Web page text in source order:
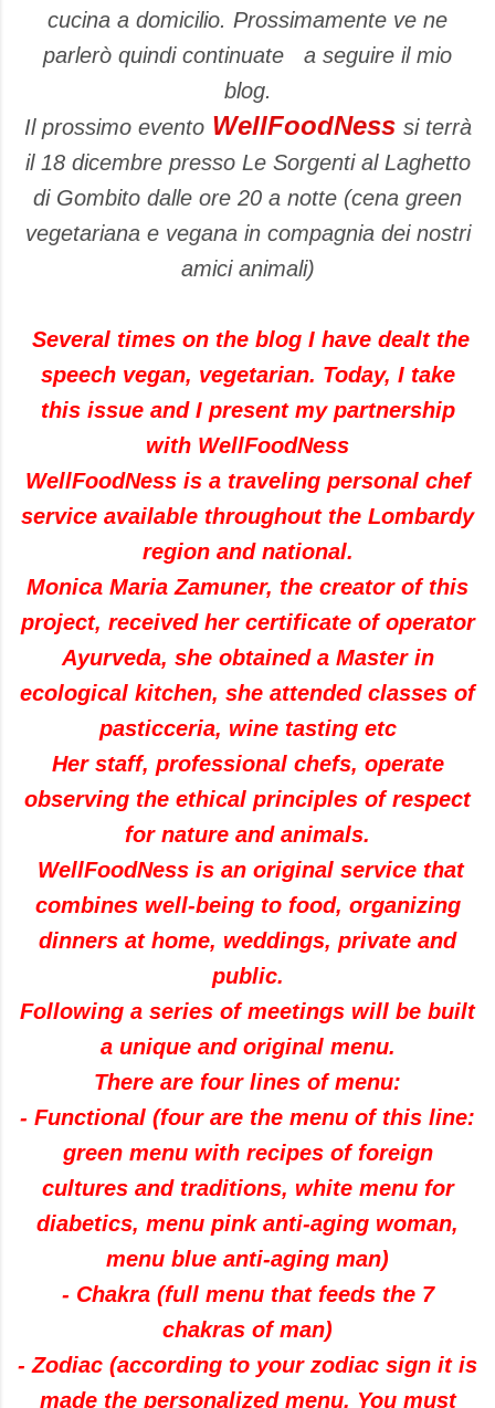
cucina a domicilio. Prossimamente ve ne
parlerò quindi continuate a seguire il mio
blog.
Il prossimo eventoWellFoodNess si terrà
il 18 dicembre presso Le Sorgenti al Laghetto
di Gombito dalle ore 20 a notte (cena green
vegetariana e vegana in compagnia dei nostri
amici animali)
Several times on the blog I have dealt the
speech vegan, vegetarian. Today, I take
this issue and I present my partnership
with WellFoodNess
WellFoodNess is a traveling personal chef
service available throughout the Lombardy
region and national.
Monica Maria Zamuner, the creator of this
project, received her certificate of operator
Ayurveda, she obtained a Master in
ecological kitchen, she attended classes of
pasticceria, wine tasting etc
Her staff, professional chefs, operate
observing the ethical principles of respect
for nature and animals.
WellFoodNess is an original service that
combines well-being to food, organizing
dinners at home, weddings, private and
public.
Following a series of meetings will be built
a unique and original menu.
There are four lines of menu:
- Functional (four are the menu of this line:
green menu with recipes of foreign
cultures and traditions, white menu for
diabetics, menu pink anti-aging woman,
menu blue anti-aging man)
- Chakra (full menu that feeds the 7
chakras of man)
- Zodiac (according to your zodiac sign it is
made the personalized menu. You must